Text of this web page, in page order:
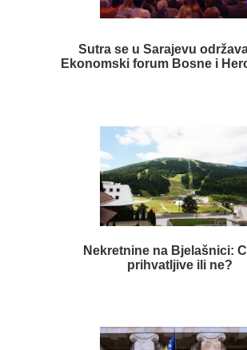
Sutra se u Sarajevu
Ekonomski forum Bosne i
Nekretnine na Bjelašnici:
prihvatljive ili ne?